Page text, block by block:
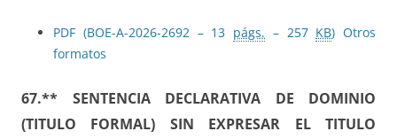
PDF (BOE-A-2026-2692 – 13 págs. – 257 KB) Otros
formatos
67.** SENTENCIA DECLARATIVA DE DOMINIO
(TITULO FORMAL) SIN EXPRESAR EL TITULO